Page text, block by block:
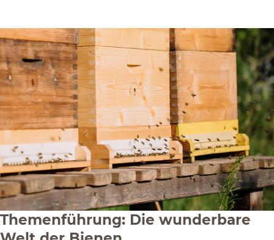
Themenführung: Die wunderbare